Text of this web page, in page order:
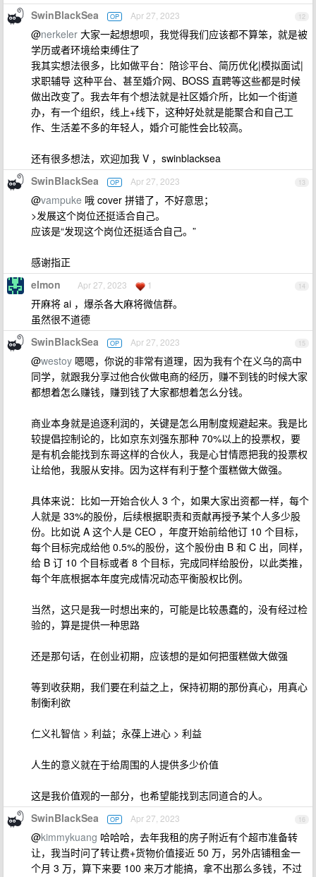
12
SwinBlackSea OP Apr 27, 2023
@nerkeler 大家一起想想呗，我觉得我们应该都不算笨，就是被
学历或者环境给束缚住了
我其实想法很多，比如做平台：陪诊平台、简历优化|模拟面试|
求职辅导 这种平台、甚至婚介网、BOSS 直聘等这些都是时候
做出改变了。我去年有个想法就是社区婚介所，比如一个街道
办，有一个组织，线上+线下，这种好处就是能聚合和自己工
作、生活差不多的年轻人，婚介可能性会比较高。
还有很多想法，欢迎加我 V ，swinblacksea
13
SwinBlackSea OP Apr 27, 2023
@vampuke 哦 cover 拼错了，不好意思；
>发展这个岗位还挺适合自己。
应该是“发现这个岗位还挺适合自己。”
感谢指正
14
elmon Apr 27, 2023 1
开麻将 ai ，爆杀各大麻将微信群。
虽然很不道德
15
SwinBlackSea OP Apr 27, 2023
@westoy 嗯嗯，你说的非常有道理，因为我有个在义乌的高中
同学，就跟我分享过他合伙做电商的经历，赚不到钱的时候大家
都想着怎么赚钱，赚到钱了大家都想着怎么分钱。
商业本身就是追逐利润的，关键是怎么用制度规避起来。我是比
较提倡控制论的，比如京东刘强东那种 70%以上的投票权，要
是有机会能找到东哥这样的合伙人，我是心甘情愿把我的投票权
让给他，我服从安排。因为这样有利于整个蛋糕做大做强。
具体来说：比如一开始合伙人 3 个，如果大家出资都一样，每个
人就是 33%的股份，后续根据职责和贡献再授予某个人多少股
份。比如说 A 这个人是 CEO ，年度开始前给他订 10 个目标，
每个目标完成给他 0.5%的股份，这个股份由 B 和 C 出，同样，
给 B 订 10 个目标或者 8 个目标，完成同样给股份，以此类推，
每个年底根据本年度完成情况动态平衡股权比例。
当然，这只是我一时想出来的，可能是比较愚蠢的，没有经过检
验的，算是提供一种思路
还是那句话，在创业初期，应该想的是如何把蛋糕做大做强
等到收获期，我们要在利益之上，保持初期的那份真心，用真心
制衡利欲
仁义礼智信 > 利益；永葆上进心 > 利益
人生的意义就在于给周围的人提供多少价值
这是我价值观的一部分，也希望能找到志同道合的人。
16
SwinBlackSea OP Apr 27, 2023
@kimmykuang 哈哈哈，去年我租的房子附近有个超市准备转
让，我当时问了转让费+货物价值接近 50 万，另外店铺租金一
个月 3 万，算下来要 100 来万才能搞，拿不出那么多钱，不过